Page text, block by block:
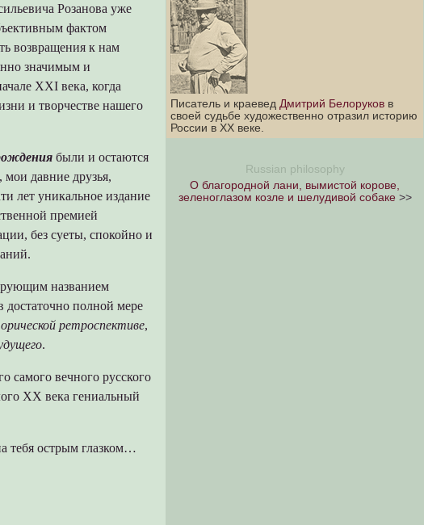
Розанова уже
фактом
возвращения к нам
значимым и
XXI века, когда
и творчестве нашего
были и остаются
давние друзья,
лет уникальное издание
премией
без суеты, спокойно и
названием
достаточно полной мере
ретроспективе,
.
самого вечного русского
XX века гениальный
тебя острым глазком…
Писатель и краевед Дмитрий Белоруков в
своей судьбе художественно отразил историю
России в XX веке.
Russian philosophy
О благородной лани, вымистой корове,
зеленоглазом козле и шелудивой собаке>>